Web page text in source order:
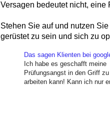
Versagen bedeutet nicht, eine
Stehen Sie auf und nutzen
gerüstet zu sein und sich zu
Das sagen Klienten bei
Ich habe es geschafft meine
Prüfungsangst in den Griff
arbeiten kann! Kann ich nur